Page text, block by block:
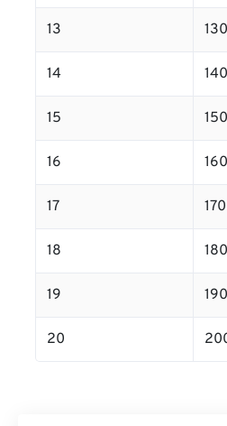
13
14
15
16
17
18
19
20